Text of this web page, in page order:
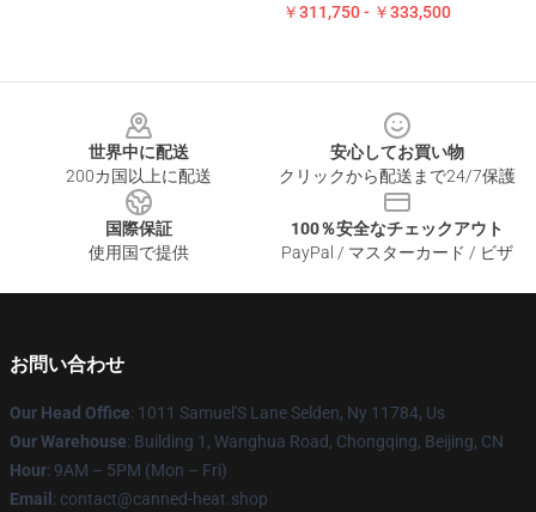
￥311,750 - ￥333,500
世界中に配送
200カ国以上に配送
安心してお買い物
クリックから配送まで24/7保護
国際保証
使用国で提供
100％安全なチェックアウト
PayPal / マスターカード / ビザ
お問い合わせ
Our Head Office: 1011 Samuel'S Lane Selden, Ny 11784, Us
Our Warehouse: Building 1, Wanghua Road, Chongqing, Beijing, CN
Hour: 9AM – 5PM (Mon – Fri)
Email : contact@canned-heat.shop